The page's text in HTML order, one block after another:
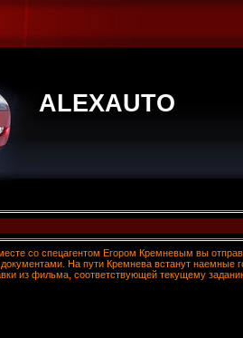
ALEXAUTO
со спецагентом Егором Кремневым вы
На пути Кремнева встанут наемные
из фильма, соответствующей текущему